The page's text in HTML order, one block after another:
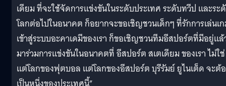
เดียม ที่จะใช้จัดการแข่งขันในระดับประเทศ ระดับทวีป และระ
โลกต่อไปในอนาคต ก็อยากจะขอเชิญชวนเด็กๆ ที่รักการเล่นเ
เข้าสู่ระบบอะคาเดมีของเรา ก็ขอเชิญชวนทีมอีสปอร์ตที่มีอยู่แล้
มาร่วมการแข่งขันในอนาคตที่ อีสปอร์ต สเตเดียม ของเรา ไม่ใช่
แต่โลกของฟุตบอล แต่โลกของอีสปอร์ต บุรีรัมย์ ยูไนเต็ด จะต้